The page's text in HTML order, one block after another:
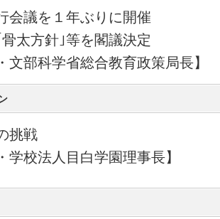
会議を１年ぶりに開催
太方針｣等を閣議決定
文部科学省総合教育政策局長】
挑戦
学校法人目白学園理事長】